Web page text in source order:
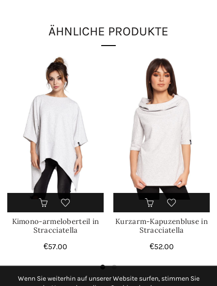
ÄHNLICHE PRODUKTE
Kimono-armeloberteil in
Stracciatella
€57.00
Kurzarm-Kapuzenbluse in
Stracciatella
€52.00
Wenn Sie weiterhin auf unserer Website surfen, stimmen Sie